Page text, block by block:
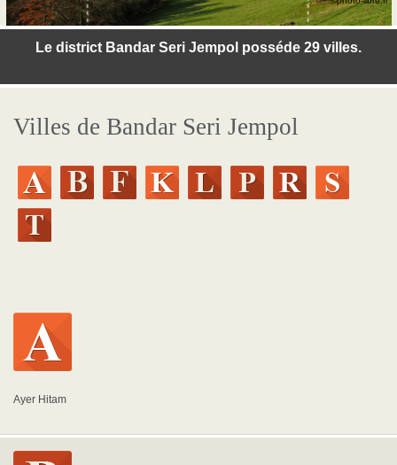
Le district Bandar Seri Jempol posséde 29 villes.
Villes de Bandar Seri Jempol
Ayer Hitam